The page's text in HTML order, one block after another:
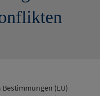
(EU)